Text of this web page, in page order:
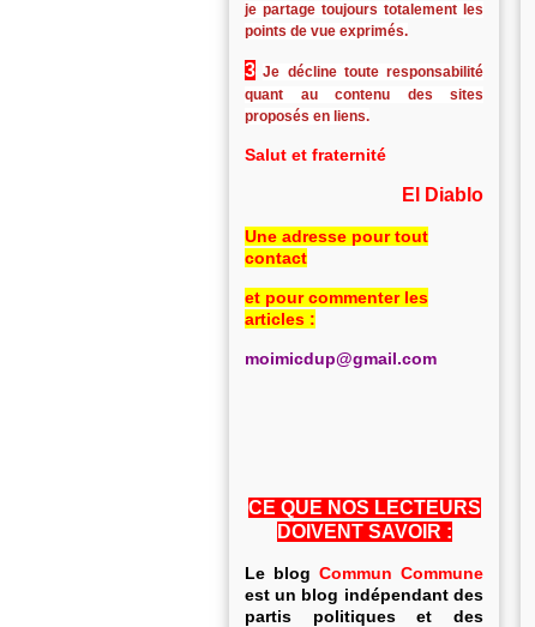
je partage toujours totalement les
points de vue exprimés.
3 Je décline toute responsabilité
quant au contenu des sites
proposés en liens.
Salut et fraternité
El Diablo
Une adresse pour tout
contact
et pour commenter les
articles :
moimicdup@gmail.com
CE QUE NOS LECTEURS
DOIVENT SAVOIR :
Le blog Commun Commune
est un blog indépendant des
partis politiques et des